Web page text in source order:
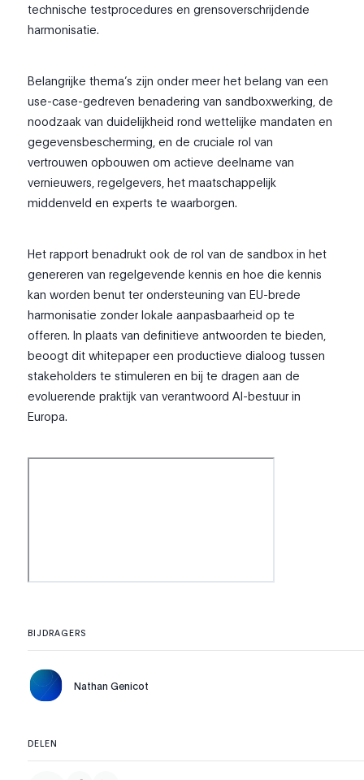
technische testprocedures en grensoverschrijdende
harmonisatie.
Belangrijke thema’s zijn onder meer het belang van een
use-case-gedreven benadering van sandboxwerking, de
noodzaak van duidelijkheid rond wettelijke mandaten en
gegevensbescherming, en de cruciale rol van
vertrouwen opbouwen om actieve deelname van
vernieuwers, regelgevers, het maatschappelijk
middenveld en experts te waarborgen.
Het rapport benadrukt ook de rol van de sandbox in het
genereren van regelgevende kennis en hoe die kennis
kan worden benut ter ondersteuning van EU-brede
harmonisatie zonder lokale aanpasbaarheid op te
offeren. In plaats van definitieve antwoorden te bieden,
beoogt dit whitepaper een productieve dialoog tussen
stakeholders te stimuleren en bij te dragen aan de
evoluerende praktijk van verantwoord AI-bestuur in
Europa.
BIJDRAGERS
Nathan Genicot
DELEN